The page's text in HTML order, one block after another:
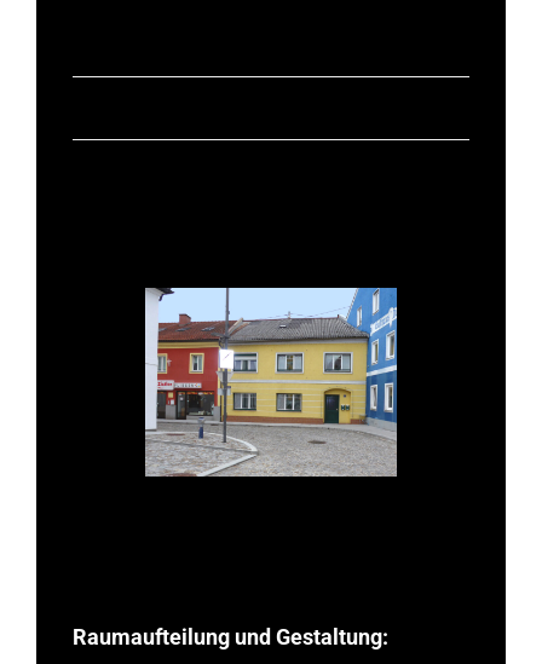
Raumaufteilung und Gestaltung: